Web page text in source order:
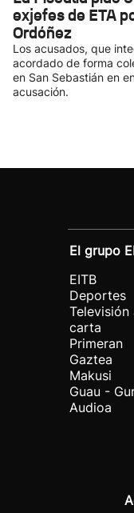
exjefes de ETA
Ordóñez
Los acusados, que
acordado de forma
en San Sebastián en
acusación.
El grupo
EITB
Deportes
Televisión
carta
Primeran
Gaztea
Makusi
Guau -
Audioa